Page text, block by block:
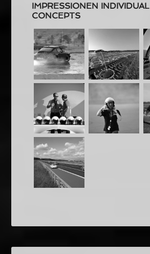
IMPRESSIONEN INDIVIDUAL
CONCEPTS